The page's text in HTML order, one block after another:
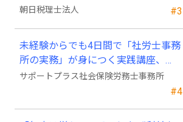
#3
「Wiz サポ」
朝日税理士法人
#4
未経験からでも4日間で「社労士事務
所の実務」が身につく実践講座、
2026年9月開講
サポートプラス社会保険労務士事務所